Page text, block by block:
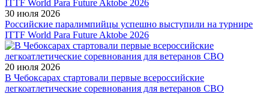
30 июля 2026
Российские паралимпийцы успешно выступили на турнире
ITTF World Para Future Aktobe 2026
20 июля 2026
В Чебоксарах стартовали первые всероссийские
легкоатлетические соревнования для ветеранов СВО